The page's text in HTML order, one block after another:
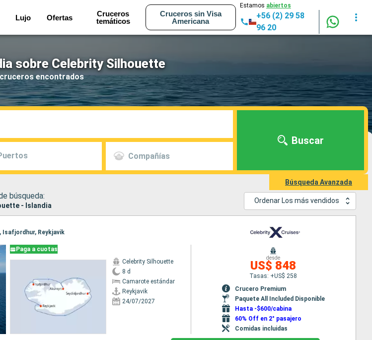
Lujo Ofertas
Cruceros
temáticos
Cruceros sin Visa
Americana
Estamos abiertos
+56 (2) 29 58
96 20
sobre Celebrity Silhouette
encontrados
Compañías
Buscar
Búsqueda Avanzada
búsqueda:
- Islandia
Ordenar Los más vendidos
Isafjordhur, Reykjavik
Paga a cuotas
Celebrity Silhouette
8 d
Camarote estándar
Reykjavik
24/07/2027
desde
US$ 848
Tasas: +US$ 258
Crucero Premium
Paquete All Included Disponible
Hasta -$600/cabina
60% Off en 2° pasajero
Comidas incluidas